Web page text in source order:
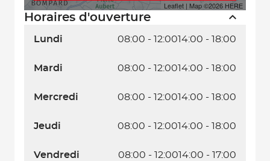
Horaires d'ouverture
Lundi 08:00 - 12:0014:00 - 18:00
Mardi 08:00 - 12:0014:00 - 18:00
Mercredi 08:00 - 12:0014:00 - 18:00
Jeudi 08:00 - 12:0014:00 - 18:00
Vendredi 08:00 - 12:0014:00 - 17:00
Leaflet | Map ©2026 HERE